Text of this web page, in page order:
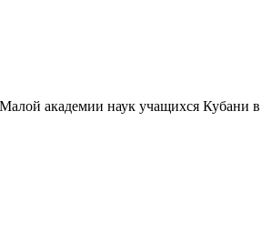
академии наук учащихся Кубани в